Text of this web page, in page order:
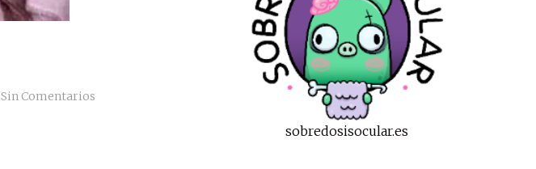
Sin Comentarios
sobredosisocular.es